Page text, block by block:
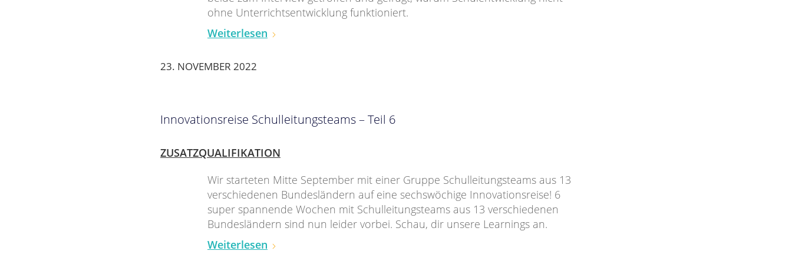
ohne Unterrichtsentwicklung funktioniert.
Weiterlesen
23. NOVEMBER 2022
Innovationsreise Schulleitungsteams – Teil 6
ZUSATZQUALIFIKATION
Wir starteten Mitte September mit einer Gruppe Schulleitungsteams aus 13
verschiedenen Bundesländern auf eine sechswöchige Innovationsreise! 6
super spannende Wochen mit Schulleitungsteams aus 13 verschiedenen
Bundesländern sind nun leider vorbei. Schau, dir unsere Learnings an.
Weiterlesen